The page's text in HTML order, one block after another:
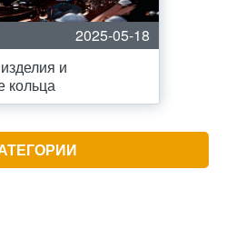
2025-05-18
и
кольца